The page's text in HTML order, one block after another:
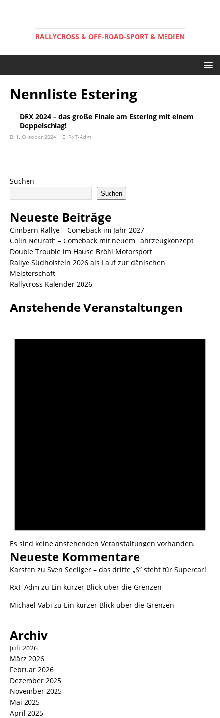
RALLYCROSS & OFF-ROAD-SPORT & MEDIEN
Nennliste Estering
DRX 2024 – das große Finale am Estering mit einem
Doppelschlag!
1. Oktober 2024 RxT-Adm
Suchen
Suchen
Neueste Beiträge
Cimbern Rallye – Comeback im Jahr 2027
Colin Neurath – Comeback mit neuem Fahrzeugkonzept
Double Trouble im Hause Bröhl Motorsport
Rallye Südholstein 2026 als Lauf zur dänischen
Meisterschaft
Rallycross Kalender 2026
Anstehende Veranstaltungen
Es sind keine anstehenden Veranstaltungen vorhanden.
Neueste Kommentare
Karsten zu Sven Seeliger – das dritte „S“ steht für Supercar!
RxT-Adm zu Ein kurzer Blick über die Grenzen
Michael Vabi zu Ein kurzer Blick über die Grenzen
Archiv
Juli 2026
März 2026
Februar 2026
Dezember 2025
November 2025
Mai 2025
April 2025